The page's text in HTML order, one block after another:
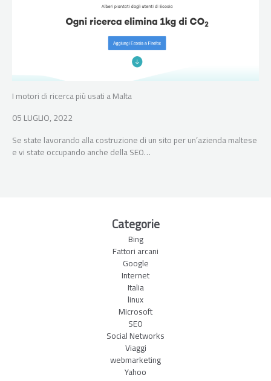
I motori di ricerca più usati a Malta
05 LUGLIO, 2022
Se state lavorando alla costruzione di un sito per un’azienda maltese
e vi state occupando anche della SEO…
Categorie
Bing
Fattori arcani
Google
Internet
Italia
linux
Microsoft
SEO
Social Networks
Viaggi
webmarketing
Yahoo